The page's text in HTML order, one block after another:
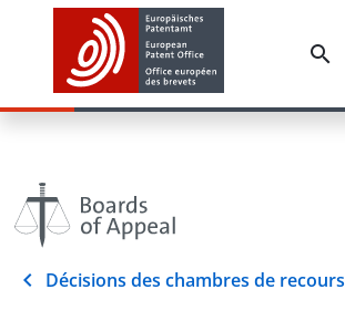
Décisions des chambres de recours